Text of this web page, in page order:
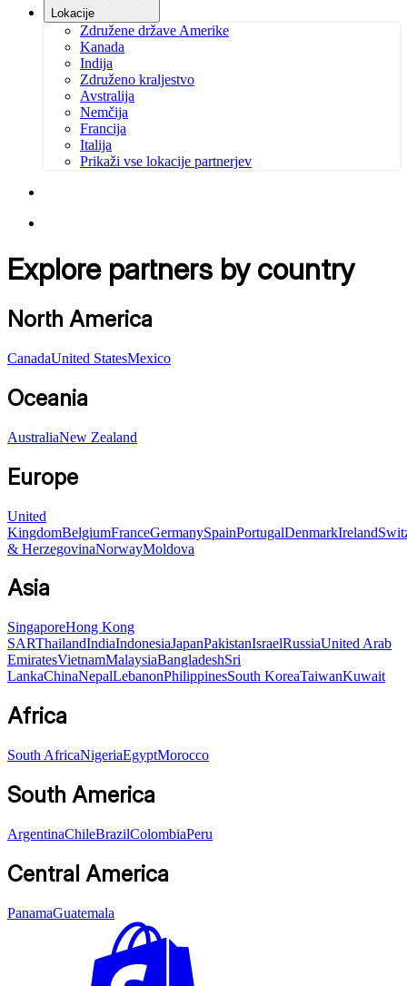
Lokacije
Združene države Amerike
Kanada
Indija
Združeno kraljestvo
Avstralija
Nemčija
Francija
Italija
Prikaži vse lokacije partnerjev
Explore partners by country
North America
CanadaUnited StatesMexico
Oceania
AustraliaNew Zealand
Europe
United
KingdomBelgiumFranceGermanySpainPortugalDenmarkIreland
& HerzegovinaNorwayMoldova
Asia
SingaporeHong Kong
SARThailandIndiaIndonesiaJapanPakistanIsraelRussiaUnited Arab
EmiratesVietnamMalaysiaBangladeshSri
LankaChinaNepalLebanonPhilippinesSouth KoreaTaiwanKuwait
Africa
South AfricaNigeriaEgyptMorocco
South America
ArgentinaChileBrazilColombiaPeru
Central America
PanamaGuatemala